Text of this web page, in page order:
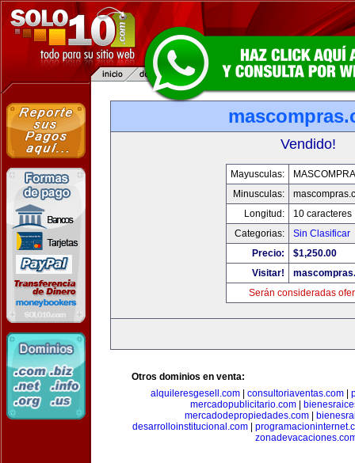
Vendido!
Mayusculas:
Minusculas:
Longitud:
10 caracteres
Categorias:
Sin Clasificar
Precio:
$1,250.00
Visitar!
Serán consideradas
Otros dominios en venta:
alquileresgesell.com
consultoriaventas.com
mercadopublicitario.com|
mercadodepropiedades.com
desarrolloinstitucional.com